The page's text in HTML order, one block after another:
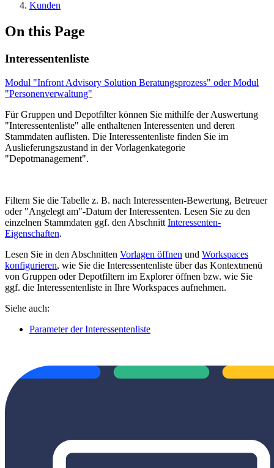
Kunden
On this Page
Interessentenliste
Modul "Infront Advisory Solution Beratungsprozess" oder Modul
"Personenverwaltung"
Für Gruppen und Depotfilter können Sie mithilfe der Auswertung
"Interessentenliste" alle enthaltenen Interessenten und deren
Stammdaten auflisten. Die Interessentenliste finden Sie im
Auslieferungszustand in der Vorlagenkategorie
"Depotmanagement".
Filtern Sie die Tabelle z. B. nach Interessenten-Bewertung, Betreuer
oder "Angelegt am"-Datum der Interessenten. Lesen Sie zu den
einzelnen Stammdaten ggf. den Abschnitt Interessenten-
Eigenschaften.
Lesen Sie in den Abschnitten Vorlagen öffnen und Workspaces
konfigurieren, wie Sie die Interessentenliste über das Kontextmenü
von Gruppen oder Depotfiltern im Explorer öffnen bzw. wie Sie
ggf. die Interessentenliste in Ihre Workspaces aufnehmen.
Siehe auch:
Parameter der Interessentenliste